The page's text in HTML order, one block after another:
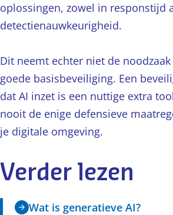
oplossingen, zowel in responstijd
detectienauwkeurigheid.
Dit neemt echter niet de noodzaak
goede basisbeveiliging. Een
dat AI inzet is een nuttige extra
nooit de enige defensieve
je digitale omgeving.
Verder lezen
Wat is generatieve AI?